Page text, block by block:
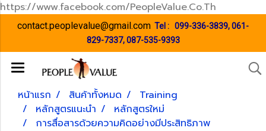
https://www.facebook.com/PeopleValue.Co.Th
contact.peoplevalue@gmail.com Tel : 099-336-3839,061-
829-7337,087-535-9393
หน้าแรก สินค้าทั้งหมด
Training
หลักสูตรแนะนำ
หลักสูตรใหม่
การสื่อสารด้วยความคิดอย่างมีประสิทธิภาพ